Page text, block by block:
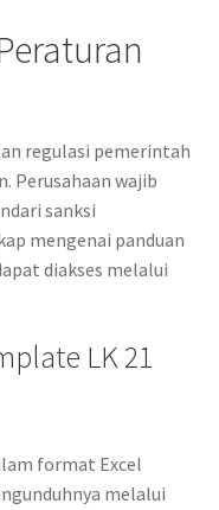
regulasi pemerintah
Perusahaan wajib
sanksi
mengenai panduan
diakses melalui
LK 21
format Excel
melalui